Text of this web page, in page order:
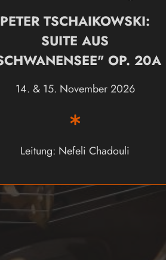
PETER TSCHAIKOWSKI:
SUITE AUS
OP. 20A
14. & 15. November 2026
Leitung: Nefeli Chadouli